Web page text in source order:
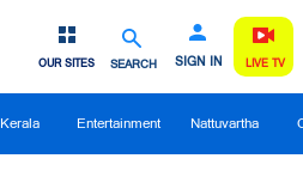
SEARCH SIGN IN
OUR SITES LIVE TV
Kerala Entertainment Nattuvartha